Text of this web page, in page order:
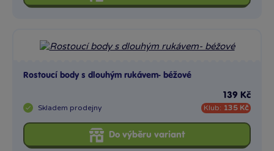
Rostoucí body s dlouhým rukávem- béžové
Skladem prodejny
139 Kč
Klub: 135 Kč
Do výběru variant